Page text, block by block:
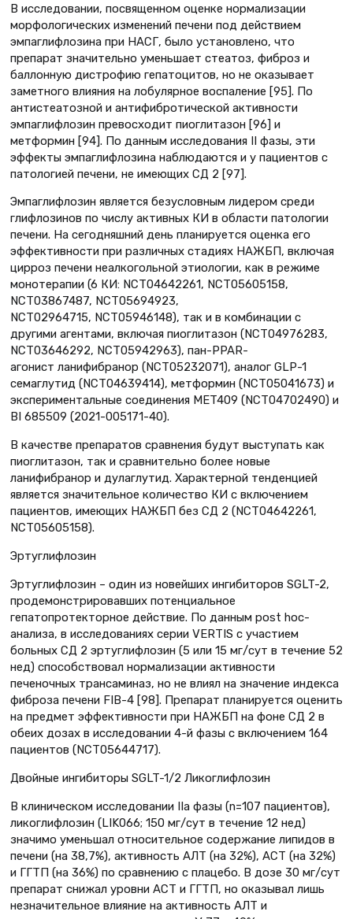
В исследовании, посвященном оценке нормализации
морфологических изменений печени под действием
эмпаглифлозина при НАСГ, было установлено, что
препарат значительно уменьшает стеатоз, фиброз и
баллонную дистрофию гепатоцитов, но не оказывает
заметного влияния на лобулярное воспаление [95]. По
антистеатозной и антифибротической активности
эмпаглифлозин превосходит пиоглитазон [96] и
метформин [94]. По данным исследования II фазы, эти
эффекты эмпаглифлозина наблюдаются и у пациентов с
патологией печени, не имеющих СД 2 [97].
Эмпаглифлозин является безусловным лидером среди
глифлозинов по числу активных КИ в области патологии
печени. На сегодняшний день планируется оценка его
эффективности при различных стадиях НАЖБП, включая
цирроз печени неалкогольной этиологии, как в режиме
монотерапии (6 КИ: NCT04642261, NCT05605158,
NCT03867487, NCT05694923,
NCT02964715, NCT05946148), так и в комбинации с
другими агентами, включая пиоглитазон (NCT04976283,
NCT03646292, NCT05942963), пан-PPAR-
агонист ланифибранор (NCT05232071), аналог GLP-1
семаглутид (NCT04639414), метформин (NCT05041673) и
экспериментальные соединения MET409 (NCT04702490) и
BI 685509 (2021-005171-40).
В качестве препаратов сравнения будут выступать как
пиоглитазон, так и сравнительно более новые
ланифибранор и дулаглутид. Характерной тенденцией
является значительное количество КИ с включением
пациентов, имеющих НАЖБП без СД 2 (NCT04642261,
NCT05605158).
Эртуглифлозин
Эртуглифлозин – один из новейших ингибиторов SGLT-2,
продемонстрировавших потенциальное
гепатопротекторное действие. По данным post hoc-
анализа, в исследованиях серии VERTIS с участием
больных СД 2 эртуглифлозин (5 или 15 мг/сут в течение 52
нед) способствовал нормализации активности
печеночных трансаминаз, но не влиял на значение индекса
фиброза печени FIB-4 [98]. Препарат планируется оценить
на предмет эффективности при НАЖБП на фоне СД 2 в
обеих дозах в исследовании 4-й фазы с включением 164
пациентов (NCT05644717).
Двойные ингибиторы SGLT-1/2 Ликоглифлозин
В клиническом исследовании IIa фазы (n=107 пациентов),
ликоглифлозин (LIK066; 150 мг/сут в течение 12 нед)
значимо уменьшал относительное содержание липидов в
печени (на 38,7%), активность АЛТ (на 32%), АСТ (на 32%)
и ГГТП (на 36%) по сравнению с плацебо. В дозе 30 мг/сут
препарат снижал уровни АСТ и ГГТП, но оказывал лишь
незначительное влияние на активность АЛТ и